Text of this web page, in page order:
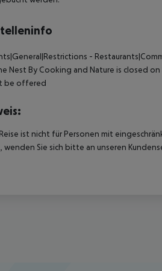
-
Nest By Cooking and Nature is closed on
be offered
ist nicht für Personen mit
wenden Sie sich bitte an unseren